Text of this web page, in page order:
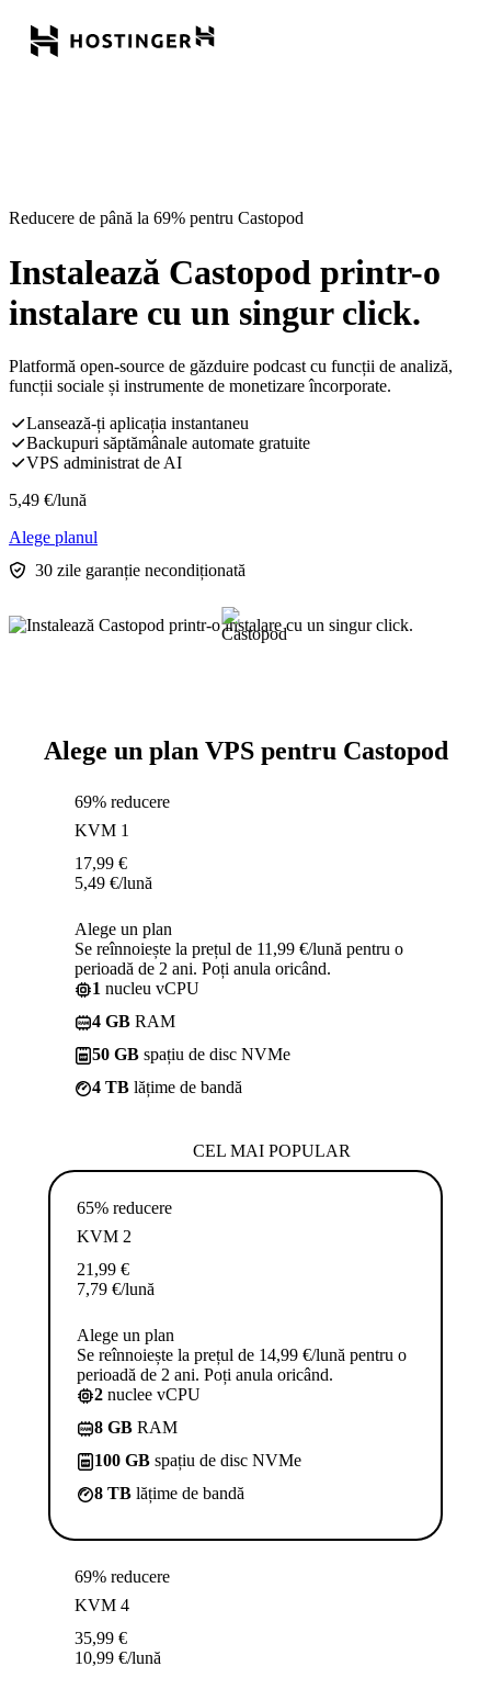
Reducere de până la 69% pentru Castopod
Instalează Castopod printr-o
instalare cu un singur click.
Platformă open-source de găzduire podcast cu funcții de analiză,
funcții sociale și instrumente de monetizare încorporate.
Lansează-ți aplicația instantaneu
Backupuri săptămânale automate gratuite
VPS administrat de AI
5,49 €/lună
Alege planul
30 zile garanție necondiționată
Alege un plan VPS pentru Castopod
69% reducere
KVM 1
17,99 €
5,49 €/lună
Alege un plan
Se reînnoiește la prețul de 11,99 €/lună pentru o
perioadă de 2 ani. Poți anula oricând.
1 nucleu vCPU
4 GB RAM
50 GB spațiu de disc NVMe
4 TB lățime de bandă
CEL MAI POPULAR
65% reducere
KVM 2
21,99 €
7,79 €/lună
Alege un plan
Se reînnoiește la prețul de 14,99 €/lună pentru o
perioadă de 2 ani. Poți anula oricând.
2 nuclee vCPU
8 GB RAM
100 GB spațiu de disc NVMe
8 TB lățime de bandă
69% reducere
KVM 4
35,99 €
10,99 €/lună